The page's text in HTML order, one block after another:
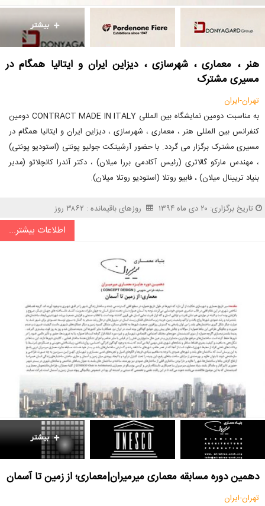
هنر ، معماری ، شهرسازی ، دیزاین ایران و ایتالیا همگام در
مسیری مشترک
تهران-ایران
به مناسبت دومین نمایشگاه بین المللی CONTRACT MADE IN ITALY دومین
کنفرانس بین المللی هنر ، معماری ، شهرسازی ، دیزاین ایران و ایتالیا همگام در
مسیری مشترک برگزار می گردد. با حضور آرشیتکت جولیو پونتی (استودیو پونتی)
، مهندس مارکو گالاتری (رئیس آکادمی بررا میلان) ، دکتر آندرا کانچلاتو (مدیر
بنیاد تریینال میلان) ، فابیو روتلا (استودیو روتلا میلان).
تاریخ برگزاری: ۲۰ دی ماه ۱۳۹۴ روزهای باقیمانده : ۳۸۶۲ روز
اطلاعات بیشتر...
دهمین دوره مسابقه معماری میرمیران|معماری؛ از زمین تا آسمان
تهران-ایران